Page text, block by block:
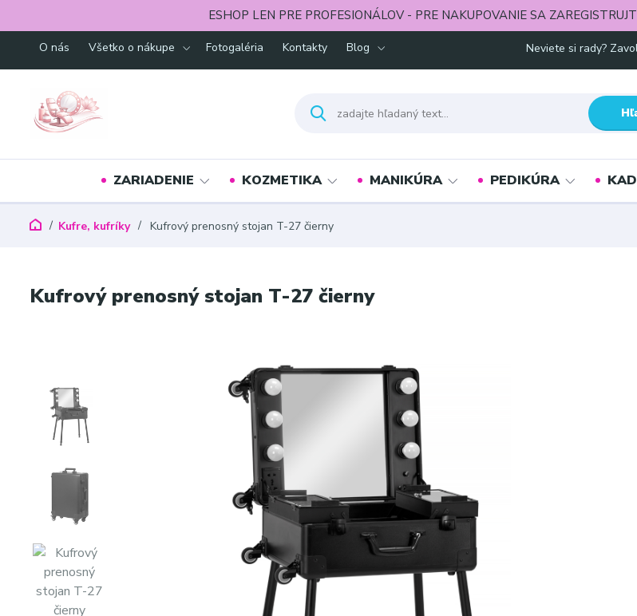
ESHOP LEN PRE PROFESIONÁLOV - PRE NAKUPOVANIE SA
O nás Všetko o nákupe Fotogaléria Kontakty Blog Neviete si rady?
ZARIADENIE KOZMETIKA MANIKÚRA PEDIKÚRA
Kufre, kufríky Kufrový prenosný stojan T-27 čierny
Kufrový prenosný stojan T-27 čierny